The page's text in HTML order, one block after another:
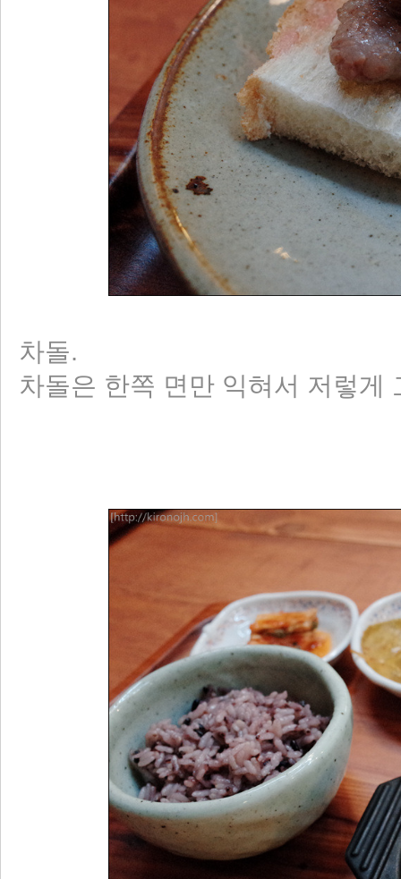
차돌.
차돌은 한쪽 면만 익혀서 저렇게